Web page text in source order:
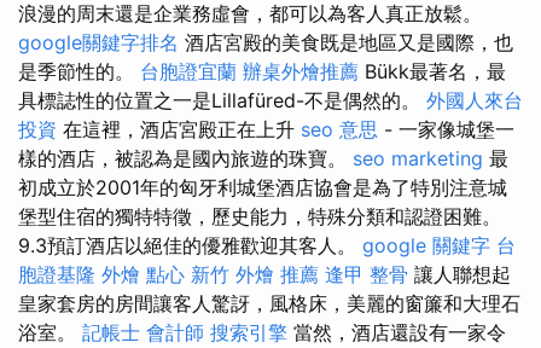
浪漫的周末還是企業務虛會，都可以為客人真正放鬆。
google關鍵字排名 酒店宮殿的美食既是地區又是國際，也
是季節性的。 台胞證宜蘭 辦桌外燴推薦 Bükk最著名，最
具標誌性的位置之一是Lillafüred-不是偶然的。 外國人來台
投資 在這裡，酒店宮殿正在上升 seo 意思 - 一家像城堡一
樣的酒店，被認為是國內旅遊的珠寶。 seo marketing 最
初成立於2001年的匈牙利城堡酒店協會是為了特別注意城
堡型住宿的獨特特徵，歷史能力，特殊分類和認證困難。
9.3預訂酒店以絕佳的優雅歡迎其客人。 google 關鍵字 台
胞證基隆 外燴 點心 新竹 外燴 推薦 逢甲 整骨 讓人聯想起
皇家套房的房間讓客人驚訝，風格床，美麗的窗簾和大理石
浴室。 記帳士 會計師 搜索引擎 當然，酒店還設有一家令